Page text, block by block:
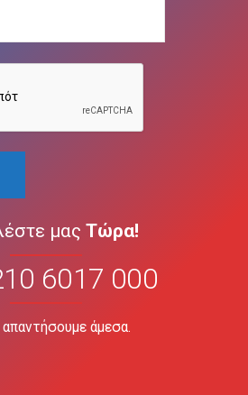
μας Τώρα!
6017 000
απαντήσουμε άμεσα.